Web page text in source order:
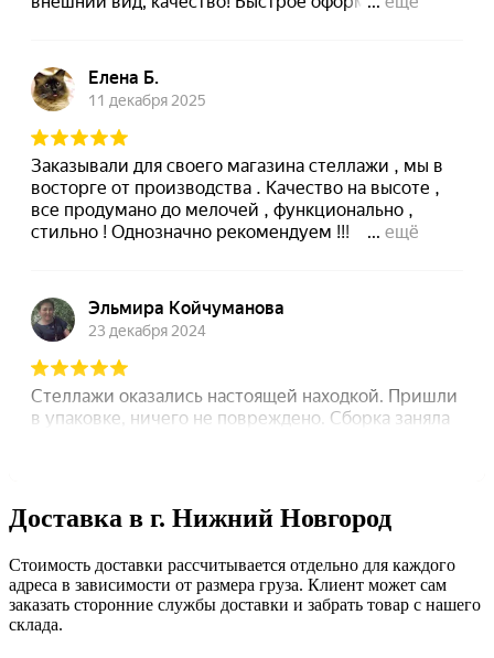
Доставка в г. Нижний Новгород
Стоимость доставки рассчитывается отдельно для каждого
адреса в зависимости от размера груза. Клиент может сам
заказать сторонние службы доставки и забрать товар с нашего
склада.